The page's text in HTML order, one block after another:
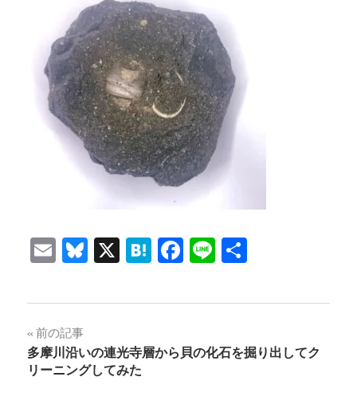
EmailBluesky
X Hatena
Facebook
Line
投
稿
前の記事
多摩川沿いの連光寺層から貝の化石を掘り出してク
リーニングしてみた